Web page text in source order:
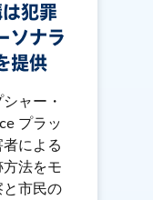
犯罪
ソナラ
提供
ャー・
プラッ
による
法をモ
市民の